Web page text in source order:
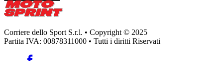
Corriere dello Sport S.r.l. • Copyright © 2025
Partita IVA: 00878311000 • Tutti i diritti Riservati